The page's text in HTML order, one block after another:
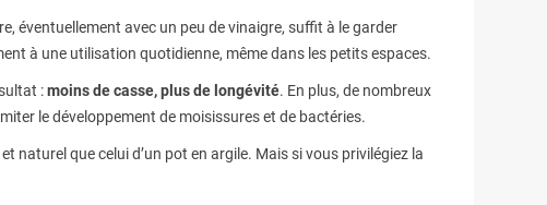
éventuellement avec un peu de vinaigre, suffit à le garder
à une utilisation quotidienne, même dans les petits espaces.
:moins de casse, plus de longévité. En plus, de nombreux
le développement de moisissures et de bactéries.
naturel que celui d’un pot en argile. Mais si vous privilégiez la